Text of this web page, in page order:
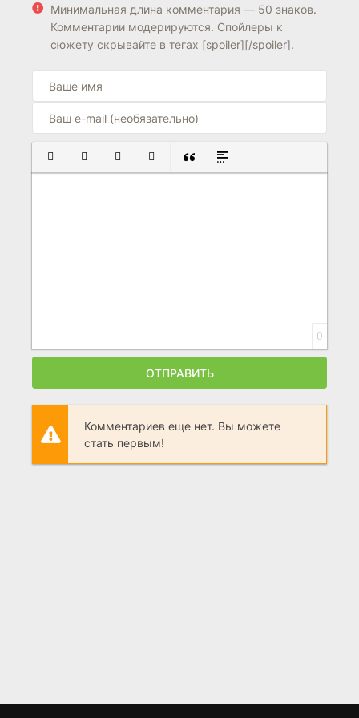
Минимальная длина комментария — 50 знаков.
Комментарии модерируются. Спойлеры к
сюжету скрывайте в тегах [spoiler][/spoiler].
ПОЛУЖИРНЫЙ
КУРСИВПОДЧЕРКНУТЫЙ
ЗАЧЕРКНУТЫЙ
ВСТАВКА ЦИТАТЫ
ВСТАВКА СПОЙЛЕРА
0
ОТПРАВИТЬ
Комментариев еще нет. Вы можете
стать первым!